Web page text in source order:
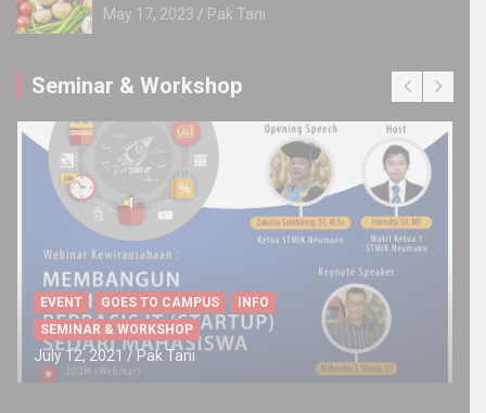
May 17, 2023 Pak Tani
Seminar & Workshop
EVENT GOES TO CAMPUS
INFO
SEMINAR & WORKSHOP
July 12, 2021 Pak Tani